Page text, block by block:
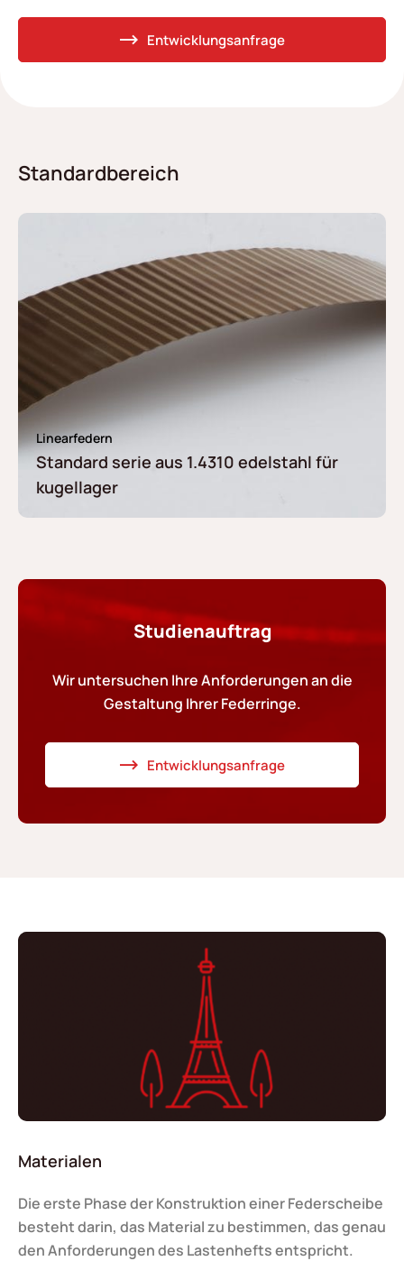
Entwicklungsanfrage
Standardbereich
Linearfedern
Standard serie aus 1.4310 edelstahl für
kugellager
Studienauftrag
Wir untersuchen Ihre Anforderungen an die
Gestaltung Ihrer Federringe.
Entwicklungsanfrage
Materialen
Die erste Phase der Konstruktion einer Federscheibe
besteht darin, das Material zu bestimmen, das genau
den Anforderungen des Lastenhefts entspricht.